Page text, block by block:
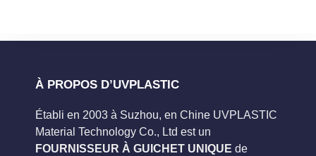
À PROPOS D’UVPLASTIC
Établi en 2003 à Suzhou, en Chine UVPLASTIC
Material Technology Co., Ltd est un
FOURNISSEUR À GUICHET UNIQUE de